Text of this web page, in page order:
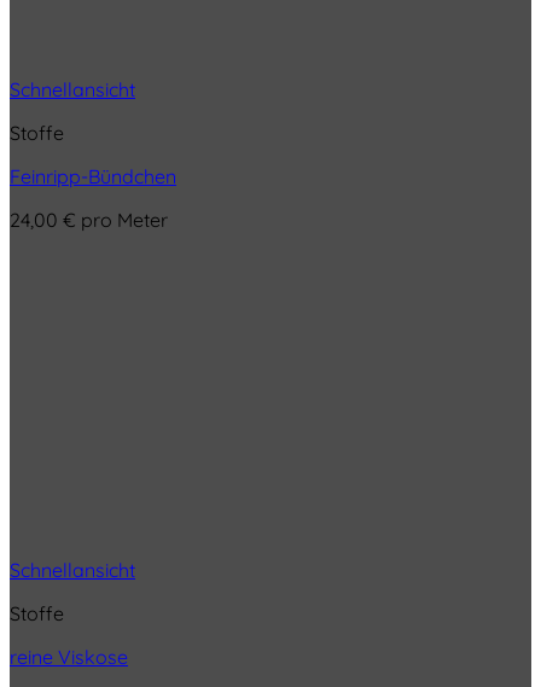
Schnellansicht
Stoffe
Feinripp-Bündchen
24,00 € pro Meter
Schnellansicht
Stoffe
reine Viskose